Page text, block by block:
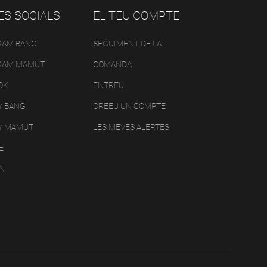
SOCIALS
BANG
MAMUT
BANG
MAMUT
EL TEU COMPTE
SEGUIMENT DE LA
COMANDA
ENTREU
CREEU UN COMPTE
LES MEVES ALERTES